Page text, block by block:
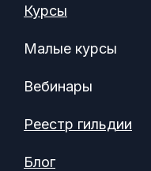
Курсы
Малые курсы
Вебинары
Реестр гильдии
Блог